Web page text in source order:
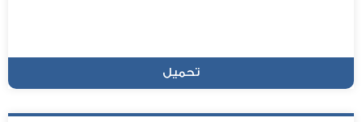
تحميل